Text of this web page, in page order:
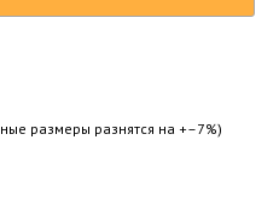
размеры разнятся на +–7%)